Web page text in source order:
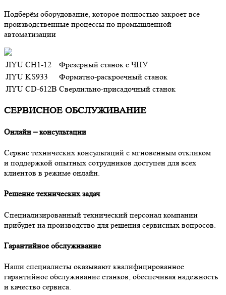
Подберём оборудование, которое полностью закроет все
производственные процессы по промышленной
автоматизации
JIYU CH1‑12
Фрезерный станок с ЧПУ
JIYU KS933
Форматно-раскроечный станок
JIYU CD‑612B Сверлильно-присадочный станок
СЕРВИСНОЕ ОБСЛУЖИВАНИЕ
Онлайн – консультации
Сервис технических консультаций с мгновенным откликом
и поддержкой опытных сотрудников доступен для всех
клиентов в режиме онлайн.
Решение технических задач
Специализированный технический персонал компании
прибудет на производство для решения сервисных вопросов.
Гарантийное обслуживание
Наши специалисты оказывают квалифицированное
гарантийное обслуживание станков, обеспечивая надежность
и качество сервиса.